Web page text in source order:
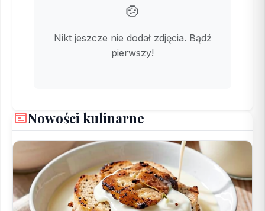
🍲
Nikt jeszcze nie dodał zdjęcia. Bądź
pierwszy!
Nowości kulinarne